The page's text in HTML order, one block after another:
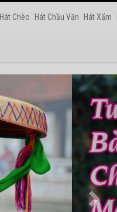
Hát Chèo Hát Chầu Văn Hát Xẩm